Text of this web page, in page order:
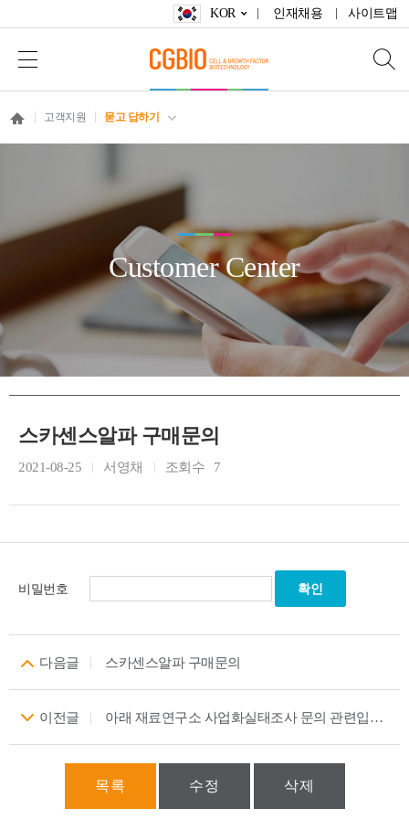
KOR 인재채용 사이트맵
고객지원 묻고 답하기
Customer Center
스카센스알파 구매문의
2021-08-25 서영채 조회수 7
비밀번호
다음글 스카센스알파 구매문의
이전글 아래 재료연구소 사업화실태조사 문의 관련입니다.
목록 수정 삭제